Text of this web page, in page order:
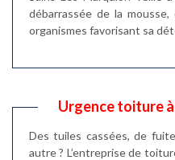
débarrassée de la
organismes favorisant sa
Urgence toiture
Des tuiles cassées, de
autre ? L’entreprise de